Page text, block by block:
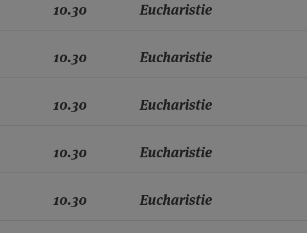
10.30 Eucharistie
10.30 Eucharistie
10.30 Eucharistie
10.30 Eucharistie
10.30 Eucharistie